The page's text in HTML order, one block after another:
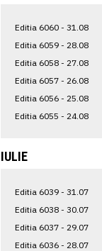
Editia 6060 - 31.08
Editia 6059 - 28.08
Editia 6058 - 27.08
Editia 6057 - 26.08
Editia 6056 - 25.08
Editia 6055 - 24.08
IULIE
Editia 6039 - 31.07
Editia 6038 - 30.07
Editia 6037 - 29.07
Editia 6036 - 28.07